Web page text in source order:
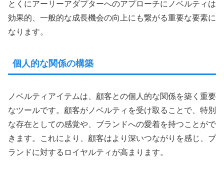
とくにアーリーアダプターへのアプローチにノベルティは
効果的、一般的な成長機会の向上にも繋がる重要な要素に
なります。
個人的な関係の構築
ノベルティアイテムは、顧客との個人的な関係を築く重要
なツールです。顧客がノベルティを受け取ることで、特別
な存在としての感覚や、ブランドへの愛着を持つことがで
きます。これにより、顧客はより深いつながりを感じ、ブ
ランドに対するロイヤルティが高まります。